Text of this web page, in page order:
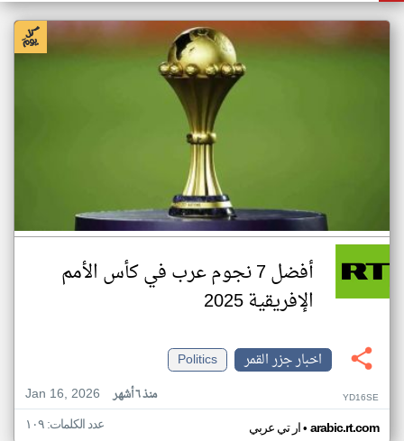
أفضل 7 نجوم عرب في كأس الأمم
الإفريقية 2025
اخبار جزر القمر
Politics
Jan 16, 2026
منذ ٦ أشهر YD16SE
ار تي عربي• arabic.rt.com عدد الكلمات: ١٠٩